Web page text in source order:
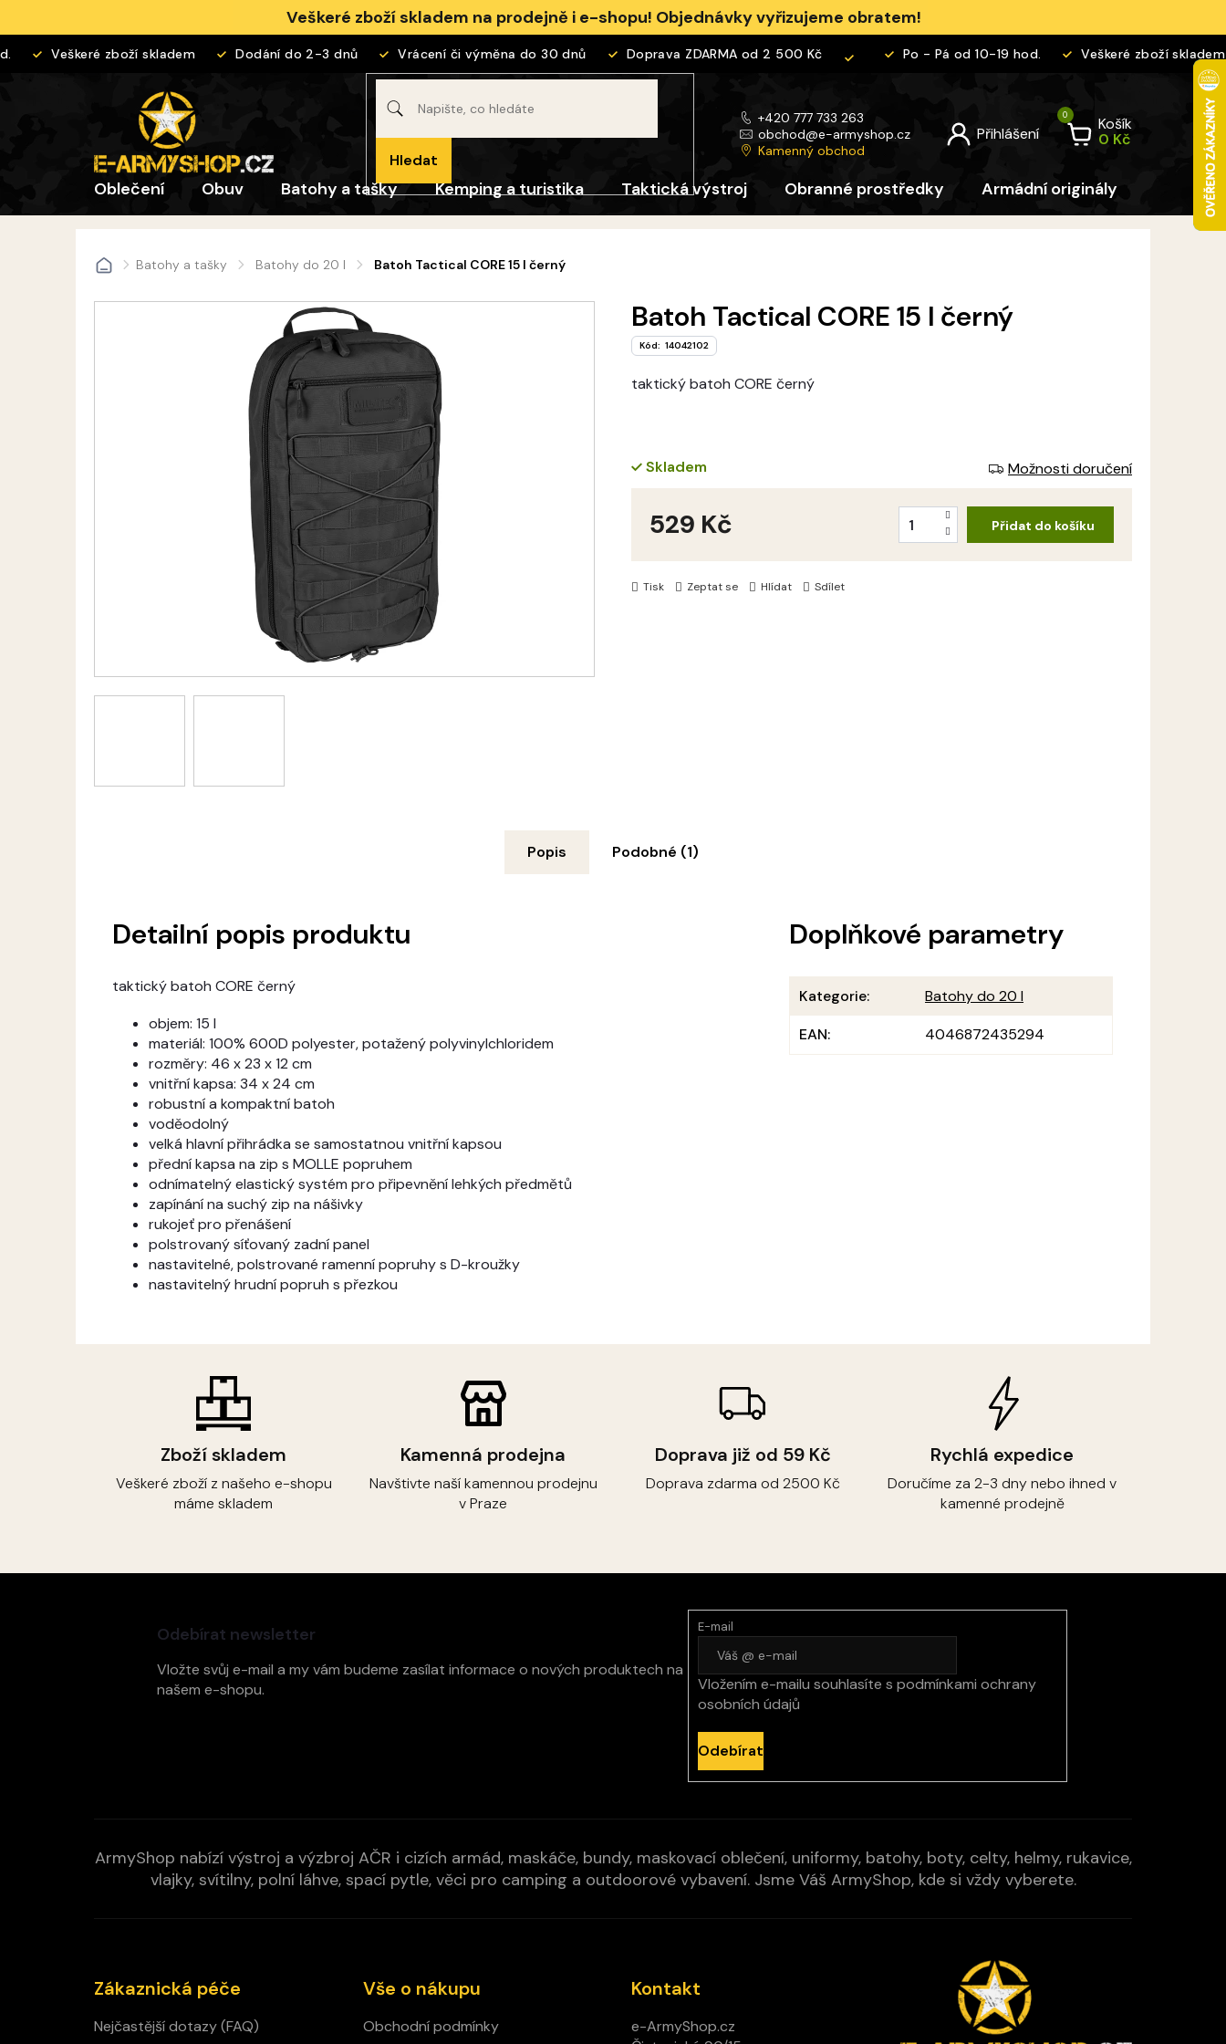
obsah
Veškeré zboží skladem na prodejně i e-shopu! Objednávky vyřizujeme obratem!
Veškeré zboží skladem Dodání do 2-3 dnů Vrácení či výměna do 30 dnů Doprava ZDARMA od 2 500 Kč Po - Pá od 10-19 hod. Veškeré zboží skladem
Hledat
+420 777 733 263
obchod@e-armyshop.cz
Kamenný obchod
Košík
Oblečení Obuv Batohy a tašky Kemping a turistika Taktická výstroj Obranné prostředky Armádní originály Pro děti
DomůBatohy a tašky Batohy do 20 l Batoh Tactical CORE 15 l černý
taktický batoh CORE černý
Tisk Zeptat se Hlídat Sdílet
Batoh Tactical CORE 15 l černý
Kód: 14042102
Skladem Možnosti doručení
529 Kč Přidat do košíku
Zboží skladem
Veškeré zboží z našeho e-shopu
máme skladem
Kamenná prodejna
Navštivte naší kamennou prodejnu
v Praze
Doprava již od 59 Kč
Doprava zdarma od 2500 Kč
Rychlá expedice
Doručíme za 2-3 dny nebo ihned v
kamenné prodejně
Popis Podobné (1)
Detailní popis produktu
taktický batoh CORE černý
objem: 15 l
materiál: 100% 600D polyester, potažený polyvinylchloridem
rozměry: 46 x 23 x 12 cm
vnitřní kapsa: 34 x 24 cm
robustní a kompaktní batoh
voděodolný
velká hlavní přihrádka se samostatnou vnitřní kapsou
přední kapsa na zip s MOLLE popruhem
odnímatelný elastický systém pro připevnění lehkých předmětů
zapínání na suchý zip na nášivky
rukojeť pro přenášení
polstrovaný síťovaný zadní panel
nastavitelné, polstrované ramenní popruhy s D-kroužky
nastavitelný hrudní popruh s přezkou
Doplňkové parametry
Kategorie:
Batohy do 20 l
EAN: 4046872435294
Odebírat newsletter
Vložte svůj e-mail a my vám budeme zasílat informace o nových produktech na
našem e-shopu.
E-mail
Vložením e-mailu souhlasíte s podmínkami ochrany
osobních údajů
Odebírat
ArmyShop nabízí výstroj a výzbroj AČR i cizích armád, maskáče, bundy, maskovací oblečení, uniformy, batohy, boty, celty, helmy, rukavice,
vlajky, svítilny, polní láhve, spací pytle, věci pro camping a outdoorové vybavení. Jsme Váš ArmyShop, kde si vždy vyberete.
Zákaznická péče
Nejčastější dotazy (FAQ)
Vše o nákupu
Obchodní podmínky
Kontakt
e-ArmyShop.cz